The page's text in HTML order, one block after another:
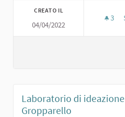
CREATO IL
04/04/2022
3
Laboratorio di
Gropparello